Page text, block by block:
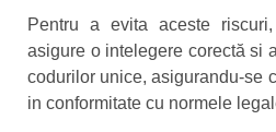
Pentru a evita aceste
asigure o intelegere corectă si
codurilor unice, asigurandu-se
in conformitate cu normele